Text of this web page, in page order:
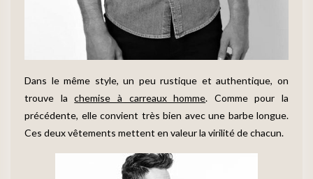
Dans le même style, un peu rustique et authentique, on
trouve lachemise à carreaux homme. Comme pour la
précédente, elle convient très bien avec une barbe longue.
Ces deux vêtements mettent en valeur la virilité de chacun.